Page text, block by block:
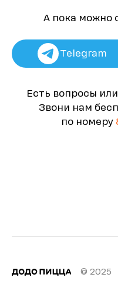
А пока можно
Telegram
Есть вопросы
Звони нам
по номеру
© 2025